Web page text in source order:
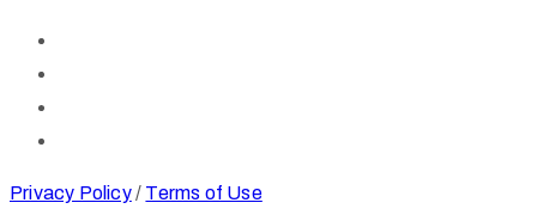
Privacy Policy/ Terms of Use